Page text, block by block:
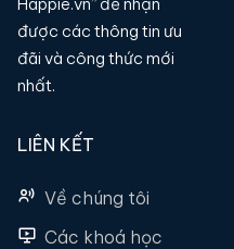
được các thông tin ưu
đãi và công thức mới
nhất.
LIÊN KẾT
Về chúng tôi
Các khoá học